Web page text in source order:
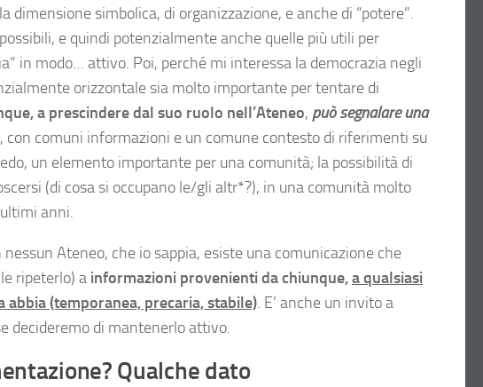
simbolica, di organizzazione, e anche di “potere”.
e quindi potenzialmente anche quelle più utili per
in modo… attivo. Poi, perché mi interessa la democrazia negli
orizzontale sia molto importante per tentare di
a prescindere dal suo ruolo nell’Ateneo, può segnalare una
con comuni informazioni e un comune contesto di riferimenti su
un elemento importante per una comunità; la possibilità di
(di cosa si occupano le/gli altr*?), in una comunità molto
anni.
Ateneo, che io sappia, esiste una comunicazione che
ripeterlo) a informazioni provenienti da chiunque,a qualsiasi
(temporanea, precaria, stabile). E’ anche un invito a
decideremo di mantenerlo attivo.
Qualche dato